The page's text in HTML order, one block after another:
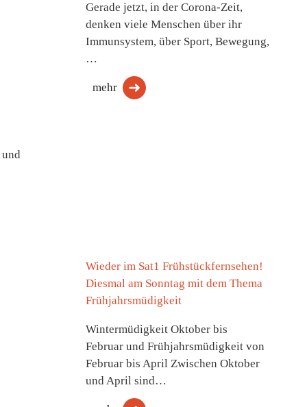
Gerade jetzt, in der Corona-Zeit,
denken viele Menschen über ihr
Immunsystem, über Sport, Bewegung,
…
mehr
Wieder im Sat1 Frühstückfernsehen!
Diesmal am Sonntag mit dem Thema
Frühjahrsmüdigkeit
Wintermüdigkeit Oktober bis
Februar und Frühjahrsmüdigkeit von
Februar bis April Zwischen Oktober
und April sind…